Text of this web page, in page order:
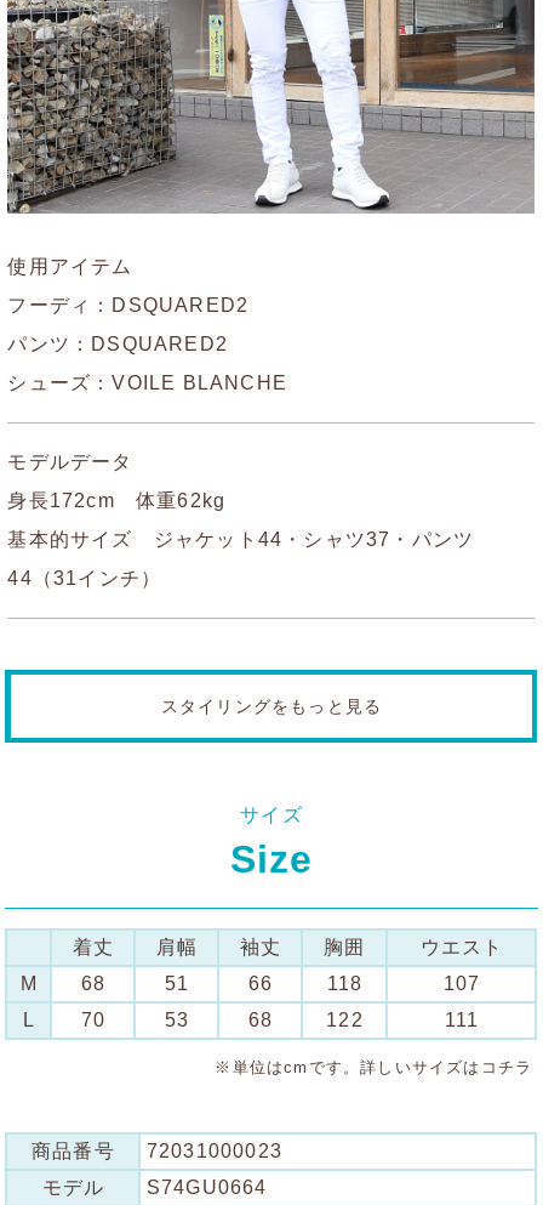
使用アイテム
フーディ： DSQUARED2
パンツ： DSQUARED2
シューズ：VOILE BLANCHE
モデルデータ
身長172cm 体重62kg
基本的サイズ ジャケット44・シャツ37・パンツ
44（31インチ）
スタイリングをもっと見る
サイズ
Size
着丈 肩幅 袖丈 胸囲
ウエスト
M
68 51 66 118
107
L
70 53 68 122 111
※単位はcmです。詳しいサイズは コチラ
商品番号
72031000023
モデル
S74GU0664